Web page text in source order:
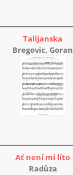
Talijanska
Bregovic, Goran
Ať není mi líto
Radůza